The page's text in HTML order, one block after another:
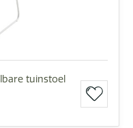
tuinstoel